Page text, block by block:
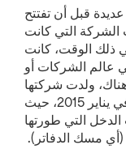
قبل أن تفتتح
التي كانت
أبوابها في عام 2014. في ذلك الوقت، كانت
الشركات أو
ولدت شركتها
في يناير 2015، حيث
التي طورتها
مسك الدفاتر).